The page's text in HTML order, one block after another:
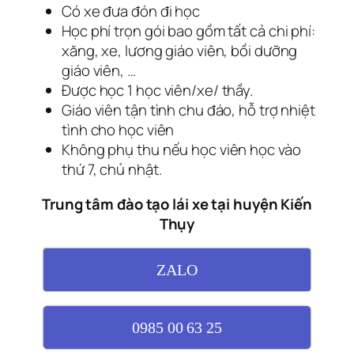
Có xe đưa đón đi học
Học phí trọn gói bao gồm tất cả chi phí:
xăng, xe, lương giáo viên, bồi dưỡng
giáo viên, …
Được học 1 học viên/xe/ thầy.
Giáo viên tận tình chu đáo, hỗ trợ nhiệt
tình cho học viên
Không phụ thu nếu học viên học vào
thứ 7, chủ nhật.
Trung tâm đào tạo lái xe tại huyện Kiến
Thụy
ZALO
0985 00 63 25